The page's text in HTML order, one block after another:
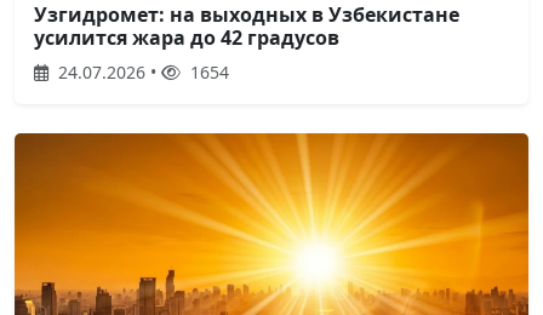
Узгидромет: на выходных в Узбекистане
усилится жара до 42 градусов
24.07.2026 • 1654